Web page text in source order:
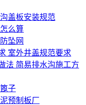
盖板安装规范
么算
坠网
室外井盖规范要求
法 简易排水沟施工方
子
预制板厂